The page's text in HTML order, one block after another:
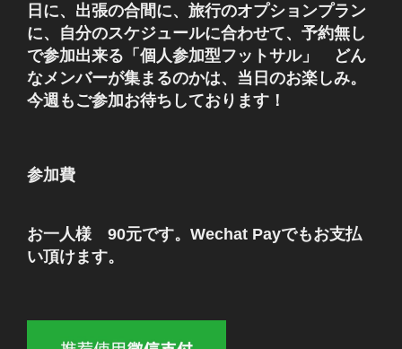
日に、出張の合間に、旅行のオプションプラン
に、自分のスケジュールに合わせて、予約無し
で参加出来る「個人参加型フットサル」 どん
なメンバーが集まるのかは、当日のお楽しみ。
今週もご参加お待ちしております！
参加費
お一人様 90元です。Wechat Payでもお支払
い頂けます。